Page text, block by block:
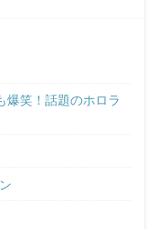
爆笑！話題のホロラ